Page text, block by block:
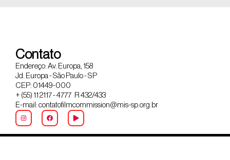
Contato
Endereço: Av. Europa, 158
Jd. Europa - São Paulo - SP
CEP: 01449-000
+ (55) 11 2117 - 4777 R 432/433
E-mail: contatofilmcommission@mis-sp.org.br